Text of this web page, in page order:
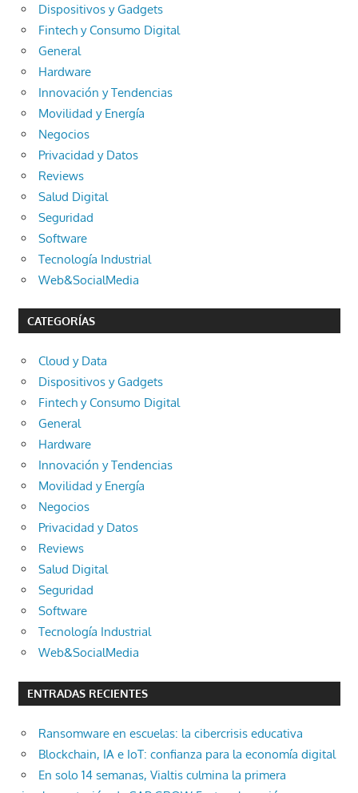
Dispositivos y Gadgets
Fintech y Consumo Digital
General
Hardware
Innovación y Tendencias
Movilidad y Energía
Negocios
Privacidad y Datos
Reviews
Salud Digital
Seguridad
Software
Tecnología Industrial
Web&SocialMedia
CATEGORÍAS
Cloud y Data
Dispositivos y Gadgets
Fintech y Consumo Digital
General
Hardware
Innovación y Tendencias
Movilidad y Energía
Negocios
Privacidad y Datos
Reviews
Salud Digital
Seguridad
Software
Tecnología Industrial
Web&SocialMedia
ENTRADAS RECIENTES
Ransomware en escuelas: la cibercrisis educativa
Blockchain, IA e IoT: confianza para la economía digital
En solo 14 semanas, Vialtis culmina la primera